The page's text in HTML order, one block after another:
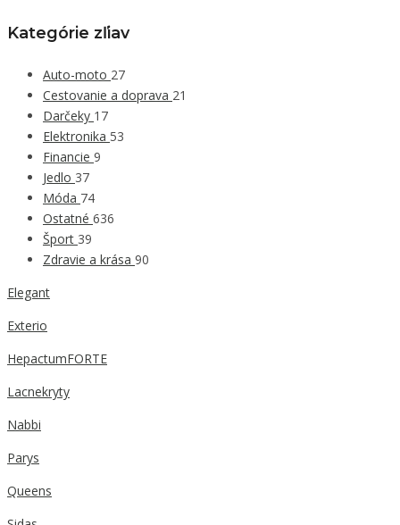
Kategórie zľiav
Auto-moto 27
Cestovanie a doprava 21
Darčeky 17
Elektronika 53
Financie 9
Jedlo 37
Móda 74
Ostatné 636
Šport 39
Zdravie a krása 90
Elegant
Exterio
HepactumFORTE
Lacnekryty
Nabbi
Parys
Queens